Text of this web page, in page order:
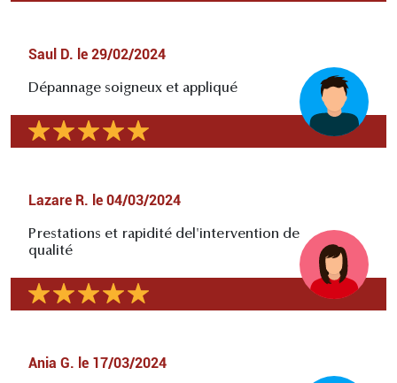
Saul D. le 29/02/2024
Dépannage soigneux et appliqué
Lazare R. le 04/03/2024
Prestations et rapidité del'intervention de
qualité
Ania G. le 17/03/2024